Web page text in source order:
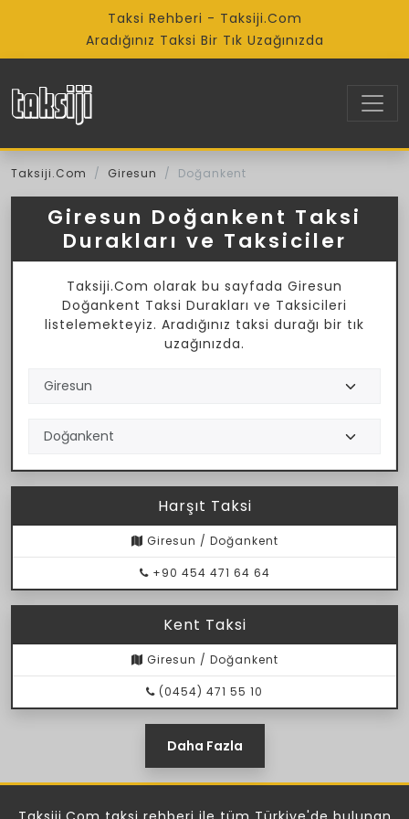
Taksi Rehberi - Taksiji.Com
Aradığınız Taksi Bir Tık Uzağınızda
Taksiji.Com Giresun Doğankent
Giresun Doğankent Taksi
Durakları ve Taksiciler
Taksiji.Com olarak bu sayfada Giresun
Doğankent Taksi Durakları ve Taksicileri
listelemekteyiz. Aradığınız taksi durağı bir tık
uzağınızda.
Harşıt Taksi
Giresun / Doğankent
+90 454 471 64 64
Kent Taksi
Giresun / Doğankent
(0454) 471 55 10
Daha Fazla